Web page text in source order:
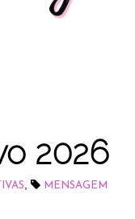
2026
, MENSAGEM